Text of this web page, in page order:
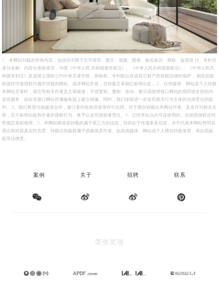
1、本网站刊载的所有内容，包括但不限于文字报导、图片、视频、图表、标志标识、商标、版面设 计、专栏目
录与名称、内容分类标准等，均受《中华人民 共和国著作权法》、《中华人民共和国商标法》、《中华人民共
和国专利法》及适用之国际公约中有关著作权、商标权、专利权以及或其它财产所有权法律的保护， 相应的版
权或许可使用权均属所转载的网站、或本网站所有，且转载文章都已标明出处。 2、任何媒体、网站及个人转载
本网站文章时，请注明相关作者及文章链接，不得复制、重制、改动、展示或使用接口网站的局部或全部的内
容或服务，或在非接口网站所属服务器上建立镜像。同时，我们保留进一步追究相关行为主体的法律责任的权
利。 3、我们希望与各媒体合作，签订著作权有偿使用许可合同。对于擅自转载出本网站作者、及本月刊相关文
章，且不标明出处和作者的侵权行为，将予以追究侵权者责任。4、已经本站点许可证使用的，应按照授权合同
所规定条款使用。5、本网站摘录或转载的属于第三方的信息，目的在于传递更多信息，并不代表本网站赞同其
观点和对其真实性负责，转载信息版权属于原媒体及作者。如其他媒体、网站或个人擅自转载使用，请自负版
权等法律责。
案例 关于 招聘 联系
荣誉奖项